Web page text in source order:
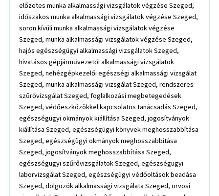
előzetes munka alkalmassági vizsgálatok végzése Szeged,
időszakos munka alkalmassági vizsgálatok végzése Szeged,
soron kívüli munka alkalmassági vizsgálatok végzése
Szeged, munka alkalmassági vizsgálatok végzése Szeged,
hajós egészségügyi alkalmassági vizsgálatok Szeged,
hivatásos gépjárművezetői alkalmassági vizsgálatok
Szeged, nehézgépkezelői egészségi alkalmassági vizsgálat
Szeged, munka alkalmassági vizsgálat Szeged, rendszeres
szűrővizsgálat Szeged, foglalkozási megbetegedések
Szeged, védőeszközökkel kapcsolatos tanácsadás Szeged,
egészségügyi okmányok kiállítása Szeged, jogosítványok
kiállítása Szeged, egészségügyi könyvek meghosszabbítása
Szeged, egészségügyi okmányok meghosszabbítása
Szeged, jogosítványok meghosszabbítása Szeged,
egészségügyi szűrővizsgálatok Szeged, egészségügyi
laborvizsgálat Szeged, egészségügyi védőoltások beadása
Szeged, dolgozók alkalmassági vizsgálata Szeged, orvosi